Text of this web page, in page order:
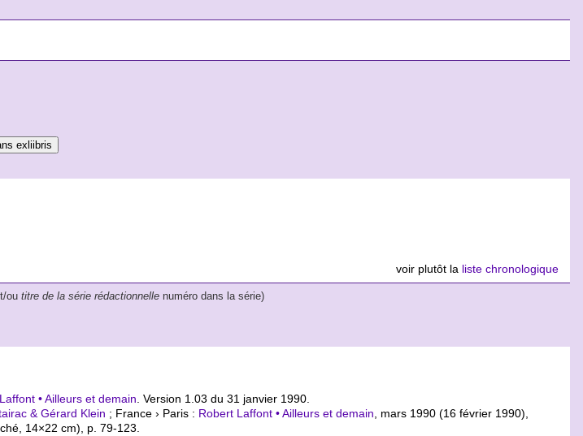
voir plutôt la liste chronologique
ou titre de la série rédactionnellenuméro dans la série)
• Ailleurs et demain. Version 1.03 du 31 janvier 1990.
& Gérard Klein ; France › Paris : Robert Laffont • Ailleurs et demain, mars 1990 (16 février 1990),
14×22 cm), p. 79-123.